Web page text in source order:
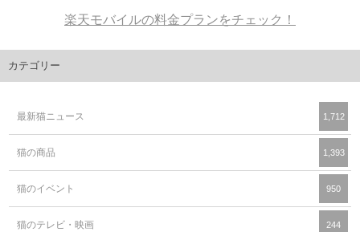
楽天モバイルの料金プランをチェック！
カテゴリー
最新猫ニュース 1,712
猫の商品 1,393
猫のイベント 950
猫のテレビ・映画 244